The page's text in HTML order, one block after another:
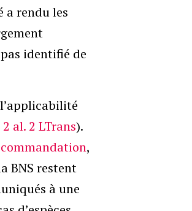
a rendu les
identifié de
al. 2 LTrans).
,
BNS restent
à une